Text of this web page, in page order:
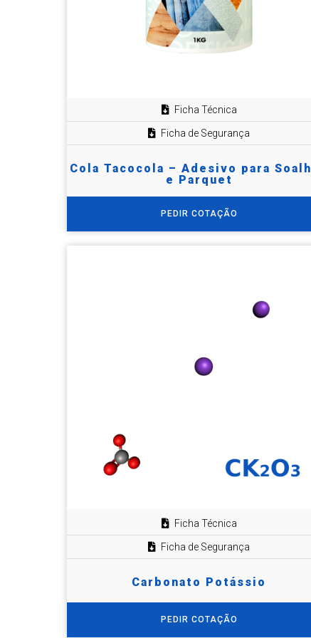
Ficha Técnica
Ficha de Segurança
Cola Tacocola – Adesivo para
e Parquet
PEDIR COTAÇÃO
Ficha Técnica
Ficha de Segurança
Carbonato Potássio
PEDIR COTAÇÃO